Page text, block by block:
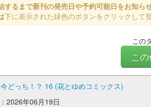
るまで新刊の発売日や予約可能日をお知らせ
下に表示された緑色のボタンをクリックして登
この
こ
どっち！？ 16 (花とゆめコミックス)
2026年06月19日